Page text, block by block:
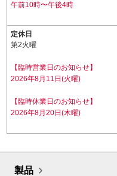
午前10時〜午後4時
定休日
第2火曜
【臨時営業日のお知らせ】
2026年8月11日(火曜)
【臨時休業日のお知らせ】
2026年8月20日(木曜)
製品